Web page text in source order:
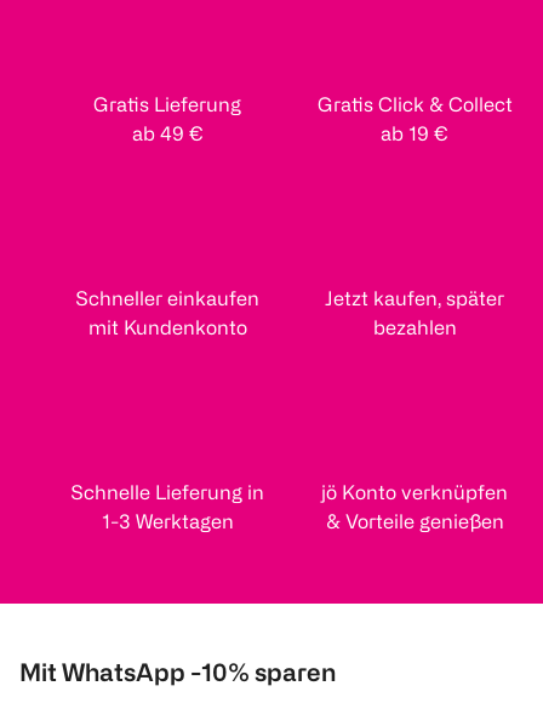
Gratis Lieferung
ab 49 €
Gratis Click & Collect
ab 19 €
Schneller einkaufen
mit Kundenkonto
Jetzt kaufen, später
bezahlen
Schnelle Lieferung in
1-3 Werktagen
jö Konto verknüpfen
& Vorteile genießen
Mit WhatsApp -10% sparen